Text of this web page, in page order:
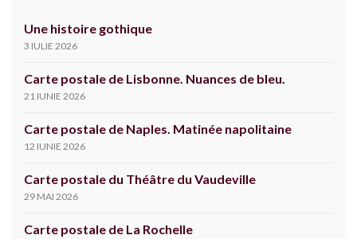
Une histoire gothique
3 IULIE 2026
Carte postale de Lisbonne. Nuances de bleu.
21 IUNIE 2026
Carte postale de Naples. Matinée napolitaine
12 IUNIE 2026
Carte postale du Théâtre du Vaudeville
29 MAI 2026
Carte postale de La Rochelle